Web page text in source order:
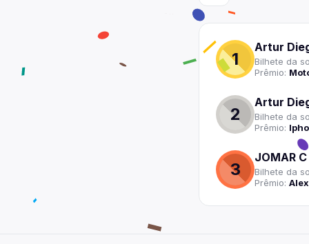
1
Artur
Bilhete da
Prêmio:
2
Artur
Bilhete da
Prêmio:
3
JOMAR
Bilhete da
Prêmio: